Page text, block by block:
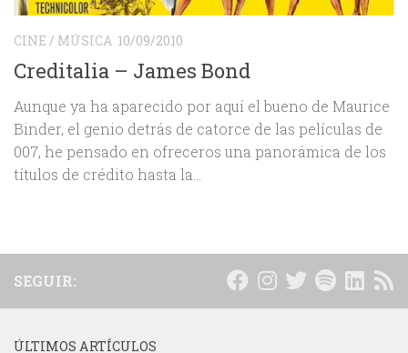
CINE / MÚSICA 10/09/2010
Creditalia – James Bond
Aunque ya ha aparecido por aquí el bueno de Maurice
Binder, el genio detrás de catorce de las películas de
007, he pensado en ofreceros una panorámica de los
títulos de crédito hasta la...
SEGUIR:
ÚLTIMOS ARTÍCULOS